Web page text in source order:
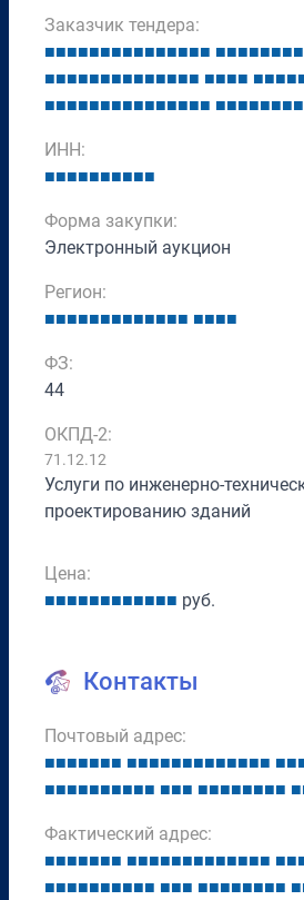
Заказчик тендера:
■■■■■■■■■■■■■■■ ■■■■■■■■
■■■■■■■■■■■■■■ ■■■■ ■■■■
■■■■■■■■■■■■■■■ ■■■■■■■■
ИНН:
■■■■■■■■■■
Форма закупки:
Электронный аукцион
Регион:
■■■■■■■■■■■■■ ■■■■
ФЗ:
44
ОКПД-2:
71.12.12
Услуги по инженерно-
проектированию зданий
Цена:
■■■■■■■■■■■■ руб.
Контакты
Почтовый адрес:
■■■■■■■ ■■■■■■■■■■■■■ ■■
■■■■■■■■■■ ■■■ ■■■■■■■■ ■
Фактический адрес:
■■■■■■■ ■■■■■■■■■■■■■ ■■
■■■■■■■■■■ ■■■ ■■■■■■■■ ■